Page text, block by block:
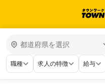
職種 求人の特徴 給与